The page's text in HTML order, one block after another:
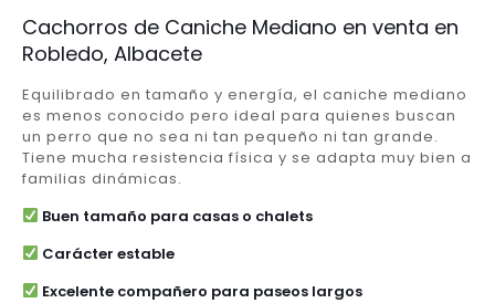
Cachorros de Caniche Mediano en venta en
Robledo, Albacete
Equilibrado en tamaño y energía, el caniche mediano
es menos conocido pero ideal para quienes buscan
un perro que no sea ni tan pequeño ni tan grande.
Tiene mucha resistencia física y se adapta muy bien a
familias dinámicas.
Buen tamaño para casas o chalets
Carácter estable
Excelente compañero para paseos largos